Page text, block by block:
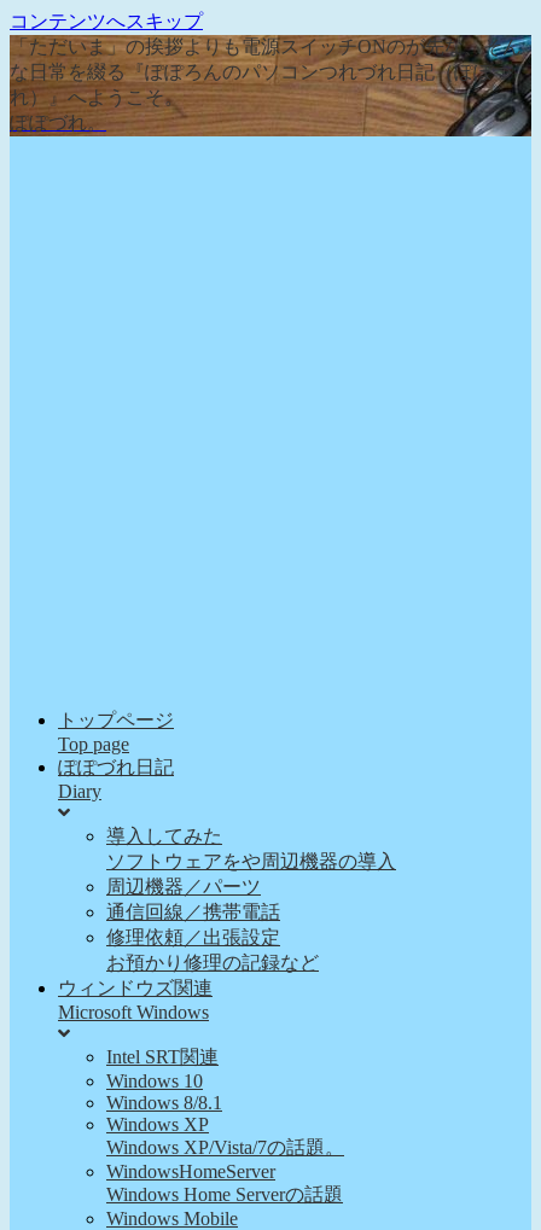
コンテンツへスキップ
「ただいま」の挨拶よりも電源スイッチONのが先な、そん
な日常を綴る『ぽぽろんのパソコンつれづれ日記（ぽぽづ
れ）』へようこそ。
ぽぽづれ。
トップページ
Top page
ぽぽづれ日記
Diary
導入してみた
ソフトウェアをや周辺機器の導入
周辺機器／パーツ
通信回線／携帯電話
修理依頼／出張設定
お預かり修理の記録など
ウィンドウズ関連
Microsoft Windows
Intel SRT関連
Windows 10
Windows 8/8.1
Windows XP
Windows XP/Vista/7の話題。
WindowsHomeServer
Windows Home Serverの話題
Windows Mobile